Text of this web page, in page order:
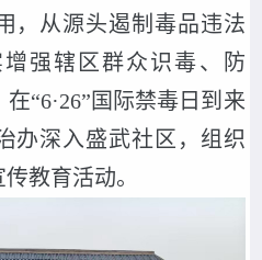
，从源头遏制毒品违法
强辖区群众识毒、防
“6·26”国际禁毒日到来
办深入盛武社区，组织
教育活动。